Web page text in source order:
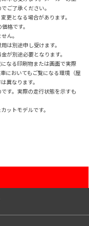
ご了承ください。
更となる場合があります。
格です。
ん。
は別途申し受けます。
が別途必要となります。
なる印刷物または画面で実際
においてもご覧になる環境（屋
異なります。
す。実際の走行状態を示すも
ットモデルです。